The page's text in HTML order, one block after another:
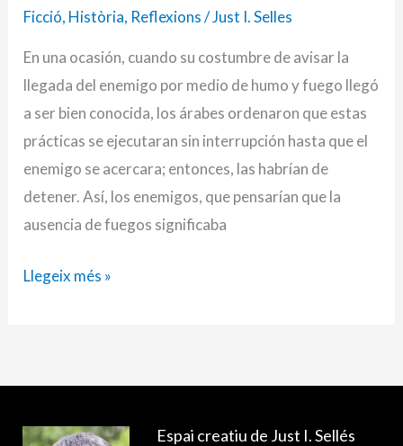
Ficció, Història, Reflexions/Just I. Selles
En una ocasión, cuando su costumbre de avisar la
llegada del enemigo por medio de humo y fuego llegó
a ser bien conocida, los árabes ordenaron que estas
prácticas se ejecutaran sin interrupción hasta que el
enemigo se acercara; entonces, las habrían de
detener. Así, los enemigos, que pensarían que la
ausencia de fuegos significaba
Llegeix més »
Espai creatiu de Just I. Sellés